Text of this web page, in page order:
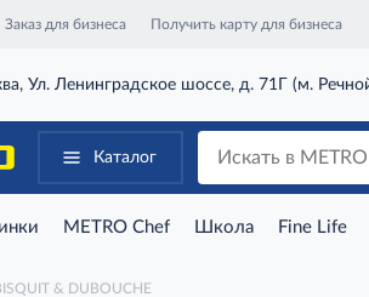
Заказ для бизнеса Получить карту для бизнеса
Ул. Ленинградское шоссе, д. 71Г (м. Речной
Каталог
METRO Chef Школа Fine Life
& DUBOUCHE